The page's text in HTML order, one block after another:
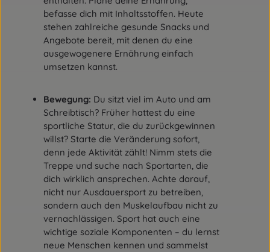
und schwangere Frauen nicht empfohlen (75
mg/25 ml) und nicht geeignet. Ebenso nicht
geeignet für Jugendliche und
Stillende.InhaltsstoffeZutaten: Wasser,
Dextrose, Orangensaftkonzentrat,
Cholinhydrogentartrat, Koffein, Säuerungsmittel
Konservierungsstoffe Natriumbenzoat und
Kaliumsorbat, Thiaminhydrochlorid,
Cyanocobalamin.Zusammensetzung pro
Trinkfläschchen % NRV*: Dextrose 10 g **,
Vitamin B1 1,1 mg 100 %, Pantothensäure 6 mg
100 %, Vitamin B12 400 µg 16000 %, Cholin 100
mg **, Koffein 75 mg **. * Nährstoffbezugswerte
gemäß EU-Verordnung 1169/2011 ** Keine
Nährstoffbezugswerte vorhandenBeipackzettel
ansehen
befasse dich mit Inhaltsstoffen. Heute
stehen zahlreiche gesunde Snacks und
Angebote bereit, mit denen du eine
ausgewogenere Ernährung einfach
umsetzen kannst.
Bewegung: Du sitzt viel im Auto und am
Schreibtisch? Früher hattest du eine
sportliche Statur, die du zurückgewinnen
willst? Starte die Veränderung sofort,
denn jede Aktivität zählt! Nimm stets die
Treppe und suche nach Sportarten, die
dich wirklich ansprechen. Achte darauf,
nicht nur Ausdauersport zu betreiben,
sondern auch den Muskelaufbau nicht zu
vernachlässigen. Sport hat auch eine
wichtige soziale Komponenten – du lernst
neue Menschen kennen und sammelst